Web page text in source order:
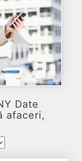
Date
afaceri,